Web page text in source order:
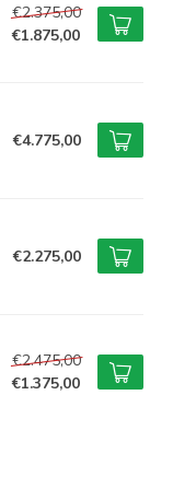
€2.375,00
€1.875,00
€4.775,00
€2.275,00
€2.475,00
€1.375,00